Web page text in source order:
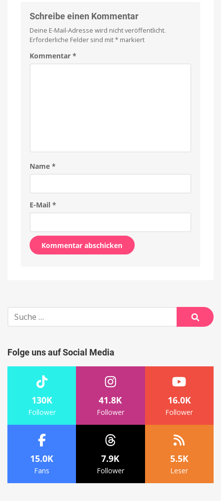
Schreibe einen Kommentar
Deine E-Mail-Adresse wird nicht veröffentlicht.
Erforderliche Felder sind mit* markiert
Kommentar *
Name *
E-Mail *
Suche
nach:
Suche
Folge uns auf Social Media
130K
Follower
41.8K
Follower
16.0K
Follower
15.0K
Fans
7.9K
Follower
5.5K
Leser